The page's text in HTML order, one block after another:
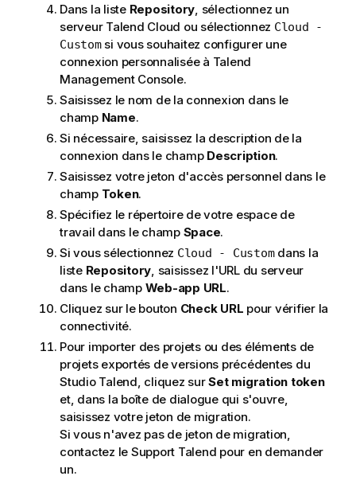
Dans la liste Repository, sélectionnez un
serveur Talend Cloud ou sélectionnez Cloud -
Customsi vous souhaitez configurer une
connexion personnalisée à Talend
Management Console.
Saisissez le nom de la connexion dans le
champ Name.
Si nécessaire, saisissez la description de la
connexion dans le champ Description.
Saisissez votre jeton d'accès personnel dans le
champ Token.
Spécifiez le répertoire de votre espace de
travail dans le champ Space.
Si vous sélectionnez Cloud - Customdans la
liste Repository, saisissez l'URL du serveur
dans le champ Web-app URL.
Cliquez sur le bouton Check URL pour vérifier la
connectivité.
Pour importer des projets ou des éléments de
projets exportés de versions précédentes du
Studio Talend, cliquez surSet migration token
et, dans la boîte de dialogue qui s'ouvre,
saisissez votre jeton de migration.
Si vous n'avez pas de jeton de migration,
contactez le Support Talend pour en demander
un.